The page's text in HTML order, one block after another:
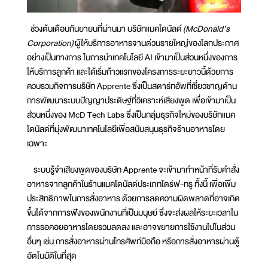
ช่วงต้นเดือนกันยายนที่ผ่านมา บริษัทแมคโดนัลด์(McDonald’s
Corporation)ผู้ให้บริการอาหารจานด่วนรายใหญ่ของโลกประกาศ
อย่างเป็นทางการ ในการนำเทคโนโลยี AI เข้ามาเป็นส่วนหนึ่งของการ
ให้บริการลูกค้า และได้เริ่มก้าวแรกของโครงการระยะยาวนี้ด้วยการ
ควบรวมกิจการบริษัท Apprente ซึ่งเป็นสตาร์ทอัพที่เชี่ยวชาญด้าน
การพัฒนาระบบปัญญาประดิษฐ์ที่วิเคราะห์เสียงพูด เพื่อเข้ามาเป็น
ส่วนหนึ่งของ McD Tech Labs ซึ่งเป็นกลุ่มธุรกิจใหม่ของบริษัทแมค
โดนัลด์ที่มุ่งพัฒนาเทคโนโลยีเพื่อสนับสนุนธุรกิจร้านอาหารโดย
เฉพาะ
ระบบรู้จำเสียงพูดของบริษัท Apprente จะเข้ามาทำหน้าที่รับคำสั่ง
อาหารจากลูกค้าในร้านแมคโดนัลด์ประเภทไดร์ฟ-ทรู ทั้งนี้ เพื่อเพิ่ม
ประสิทธิภาพในการสั่งอาหาร ด้วยการลดความผิดพลาดที่อาจเกิด
ขึ้นได้จากการฟังของพนักงานที่เป็นมนุษย์ ซึ่งจะส่งผลให้ระยะเวลาใน
การรอคอยอาหารโดยรวมลดลง และอาจขยายการใช้งานไปในส่วน
อื่นๆ เช่น การสั่งอาหารผ่านโทรศัพท์มือถือ หรือการสั่งอาหารผ่านตู้
อัตโนมัติในที่สุด